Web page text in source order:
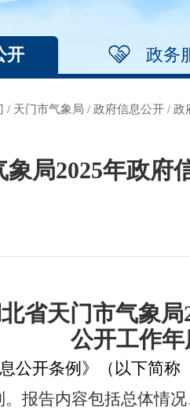
开 政务
/ 天门市气象局 / 政府信息公开 / 政
象局2025年政府
省天门市气象局
公开工作
公开条例》（以下简
报告内容包括总体情